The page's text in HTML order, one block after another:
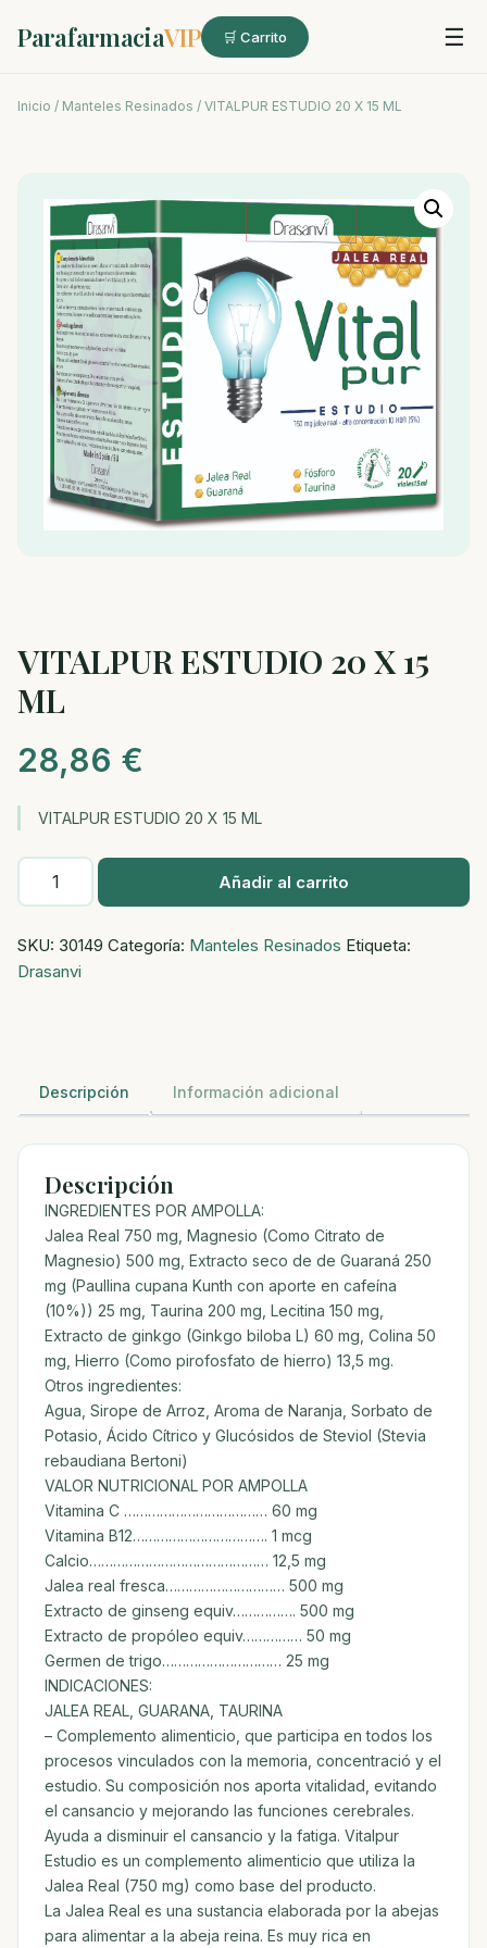
ParafarmaciaVIP 🛒 Carrito ☰
Inicio / Manteles Resinados / VITALPUR ESTUDIO 20 X 15 ML
VITALPUR ESTUDIO 20 X 15
ML
28,86 €
VITALPUR ESTUDIO 20 X 15 ML
VITALPUR
ESTUDIO
X
15
Añadir al carrito
SKU: 30149 Categoría: Manteles Resinados Etiqueta:
Drasanvi
Descripción Información adicional
Descripción
INGREDIENTES POR AMPOLLA:
Jalea Real 750 mg, Magnesio (Como Citrato de
Magnesio) 500 mg, Extracto seco de de Guaraná 250
mg (Paullina cupana Kunth con aporte en cafeína
(10%)) 25 mg, Taurina 200 mg, Lecitina 150 mg,
Extracto de ginkgo (Ginkgo biloba L) 60 mg, Colina 50
mg, Hierro (Como pirofosfato de hierro) 13,5 mg.
Otros ingredientes:
Agua, Sirope de Arroz, Aroma de Naranja, Sorbato de
Potasio, Ácido Cítrico y Glucósidos de Steviol (Stevia
rebaudiana Bertoni)
VALOR NUTRICIONAL POR AMPOLLA
Vitamina C ……………………………… 60 mg
Vitamina B12……………………………. 1 mcg
Calcio……………………………………… 12,5 mg
Jalea real fresca………………………… 500 mg
Extracto de ginseng equiv……………. 500 mg
Extracto de propóleo equiv…………… 50 mg
Germen de trigo………………………… 25 mg
INDICACIONES:
JALEA REAL, GUARANA, TAURINA
– Complemento alimenticio, que participa en todos los
procesos vinculados con la memoria, concentració y el
estudio. Su composición nos aporta vitalidad, evitando
el cansancio y mejorando las funciones cerebrales.
Ayuda a disminuir el cansancio y la fatiga. Vitalpur
Estudio es un complemento alimenticio que utiliza la
Jalea Real (750 mg) como base del producto.
La Jalea Real es una sustancia elaborada por la abejas
para alimentar a la abeja reina. Es muy rica en